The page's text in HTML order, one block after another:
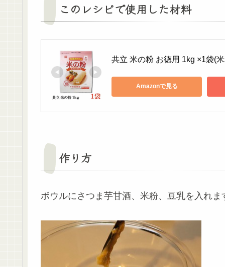
このレシピで使用した材料
共立 米の粉 お徳用 1kg ×1袋(
Amazonで見る
作り方
ボウルにさつま芋甘酒、米粉、豆乳を入れま